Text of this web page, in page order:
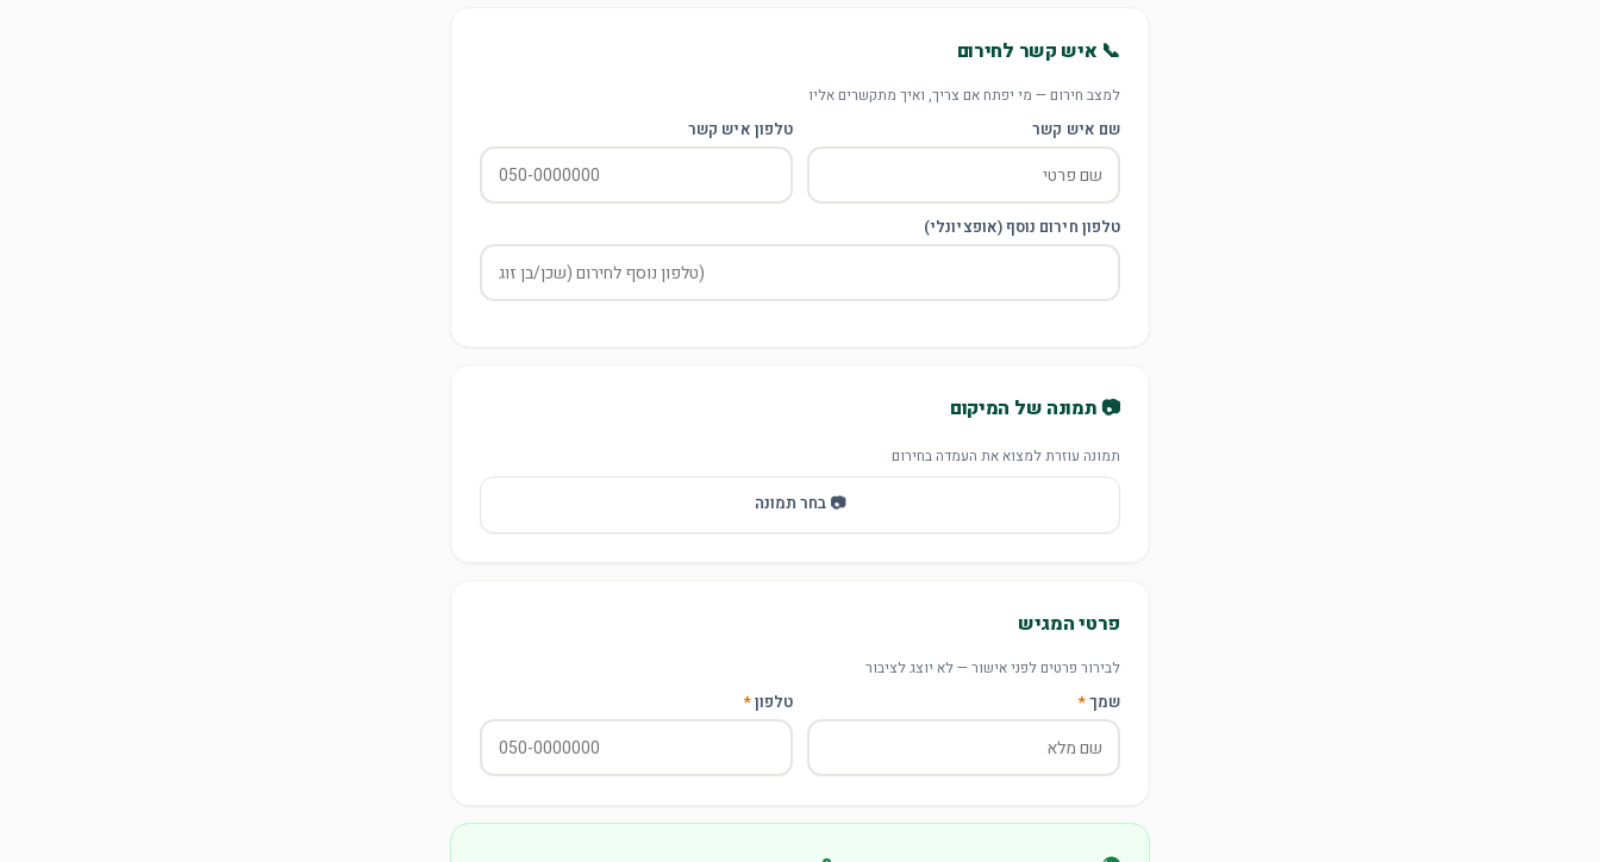
📞 איש קשר לחירום
למצב חירום — מי יפתח אם צריך, ואיך מתקשרים אליו
שם איש קשר טלפון איש קשר
טלפון חירום נוסף (אופציונלי)
📷 תמונה של המיקום
תמונה עוזרת למצוא את העמדה בחירום
📷 בחר תמונה
פרטי המגיש
לבירור פרטים לפני אישור — לא יוצג לציבור
שמך* טלפון*